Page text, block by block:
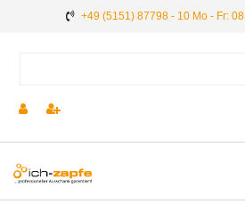
+49 (5151) 87798 - 10 Mo - Fr: